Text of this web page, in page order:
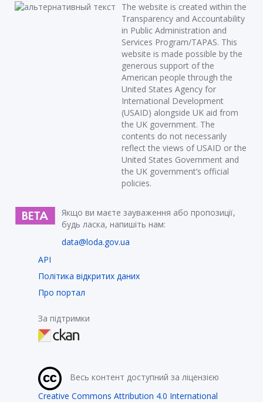
The website is created within the
Transparency and Accountability
in Public Administration and
Services Program/TAPAS. This
website is made possible by the
generous support of the
American people through the
United States Agency for
International Development
(USAID) alongside UK aid from
the UK government. The
contents do not necessarily
reflect the views of USAID or the
United States Government and
the UK government’s official
policies.
Якщо ви маєте зауваження або пропозиції,
будь ласка, напишіть нам:
data@loda.gov.ua
API
Політика відкритих даних
Про портал
За підтримки
Весь контент доступний за ліцензією
Creative Commons Attribution 4.0 International